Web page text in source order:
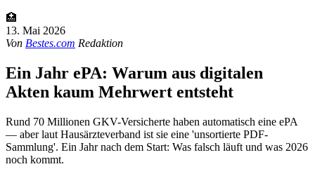
News
Über uns
Für Unternehmen
🏥
13. Mai 2026
Von Bestes.com Redaktion
Ein Jahr ePA: Warum aus digitalen
Akten kaum Mehrwert entsteht
Rund 70 Millionen GKV-Versicherte haben automatisch eine ePA
— aber laut Hausärzteverband ist sie eine 'unsortierte PDF-
Sammlung'. Ein Jahr nach dem Start: Was falsch läuft und was 2026
noch kommt.